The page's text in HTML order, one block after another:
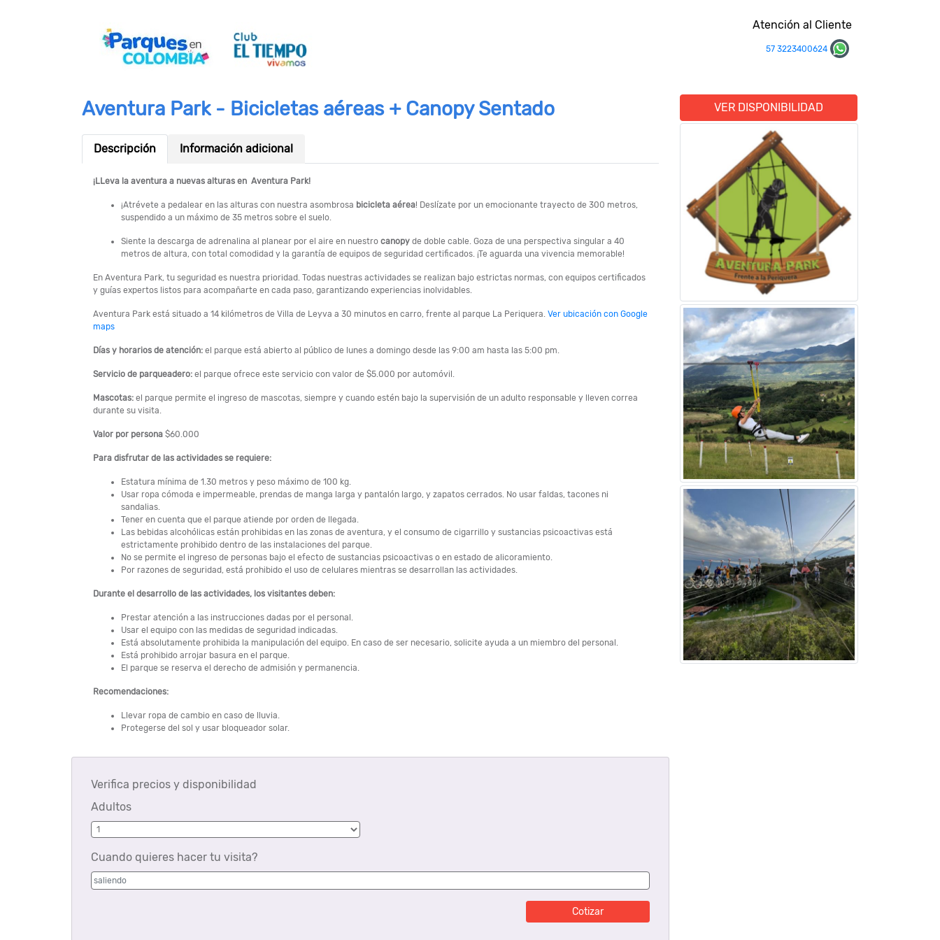
Atención al Cliente
57 3223400624
Aventura Park - Bicicletas aéreas + Canopy Sentado VER DISPONIBILIDAD
Descripción Información adicional
¡LLeva la aventura a nuevas alturas en Aventura Park!
¡Atrévete a pedalear en las alturas con nuestra asombrosa bicicleta aérea! Deslízate por un emocionante trayecto de 300 metros,
suspendido a un máximo de 35 metros sobre el suelo.
Siente la descarga de adrenalina al planear por el aire en nuestro canopy de doble cable. Goza de una perspectiva singular a 40
metros de altura, con total comodidad y la garantía de equipos de seguridad certificados. ¡Te aguarda una vivencia memorable!
En Aventura Park, tu seguridad es nuestra prioridad. Todas nuestras actividades se realizan bajo estrictas normas, con equipos certificados
y guías expertos listos para acompañarte en cada paso, garantizando experiencias inolvidables.
Aventura Park está situado a 14 kilómetros de Villa de Leyva a 30 minutos en carro, frente al parque La Periquera. Ver ubicación con Google
maps
Días y horarios de atención: el parque está abierto al público de lunes a domingo desde las 9:00 am hasta las 5:00 pm.
Servicio de parqueadero: el parque ofrece este servicio con valor de $5.000 por automóvil.
Mascotas: el parque permite el ingreso de mascotas, siempre y cuando estén bajo la supervisión de un adulto responsable y lleven correa
durante su visita.
Valor por persona $60.000
Para disfrutar de las actividades se requiere:
Estatura mínima de 1.30 metros y peso máximo de 100 kg.
Usar ropa cómoda e impermeable, prendas de manga larga y pantalón largo, y zapatos cerrados. No usar faldas, tacones ni
sandalias.
Tener en cuenta que el parque atiende por orden de llegada.
Las bebidas alcohólicas están prohibidas en las zonas de aventura, y el consumo de cigarrillo y sustancias psicoactivas está
estrictamente prohibido dentro de las instalaciones del parque.
No se permite el ingreso de personas bajo el efecto de sustancias psicoactivas o en estado de alicoramiento.
Por razones de seguridad, está prohibido el uso de celulares mientras se desarrollan las actividades.
Durante el desarrollo de las actividades, los visitantes deben:
Prestar atención a las instrucciones dadas por el personal.
Usar el equipo con las medidas de seguridad indicadas.
Está absolutamente prohibida la manipulación del equipo. En caso de ser necesario, solicite ayuda a un miembro del personal.
Está prohibido arrojar basura en el parque.
El parque se reserva el derecho de admisión y permanencia.
Recomendaciones:
Llevar ropa de cambio en caso de lluvia.
Protegerse del sol y usar bloqueador solar.